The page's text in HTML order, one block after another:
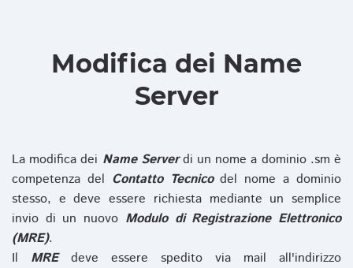
Modifica dei Name
Server
La modifica dei Name Serverdi un nome a dominio .sm è
competenza del Contatto Tecnicodel nome a dominio
stesso, e deve essere richiesta mediante un semplice
invio di un nuovo Modulo di Registrazione Elettronico
(MRE).
Il MREdeve essere spedito via mail all'indirizzo